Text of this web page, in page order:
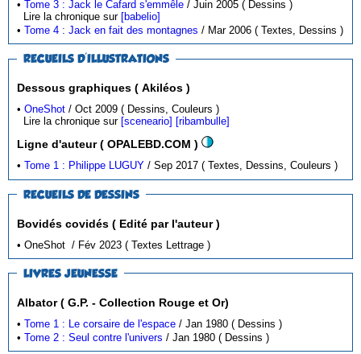
•Tome 3 : Jack le Cafard s'emmêle
/ Juin 2005 ( Dessins )
Lire la chronique sur [babelio]
•Tome 4 : Jack en fait des montagnes / Mar 2006 ( Textes, Dessins )
RECUEILS D'ILLUSTRATIONS
Dessous graphiques ( Akiléos )
•OneShot
/ Oct 2009 ( Dessins, Couleurs )
Lire la chronique sur [sceneario] [ribambulle]
Ligne d'auteur ( OPALEBD.COM )
•Tome 1 : Philippe LUGUY / Sep 2017 ( Textes, Dessins, Couleurs )
RECUEILS DE DESSINS
Bovidés covidés ( Edité par l'auteur )
• OneShot / Fév 2023 ( Textes Lettrage )
LIVRES JEUNESSE
Albator ( G.P. - Collection Rouge et Or)
•Tome 1 : Le corsaire de l'espace
/ Jan 1980 ( Dessins )
•Tome 2 : Seul contre l'univers / Jan 1980 ( Dessins )